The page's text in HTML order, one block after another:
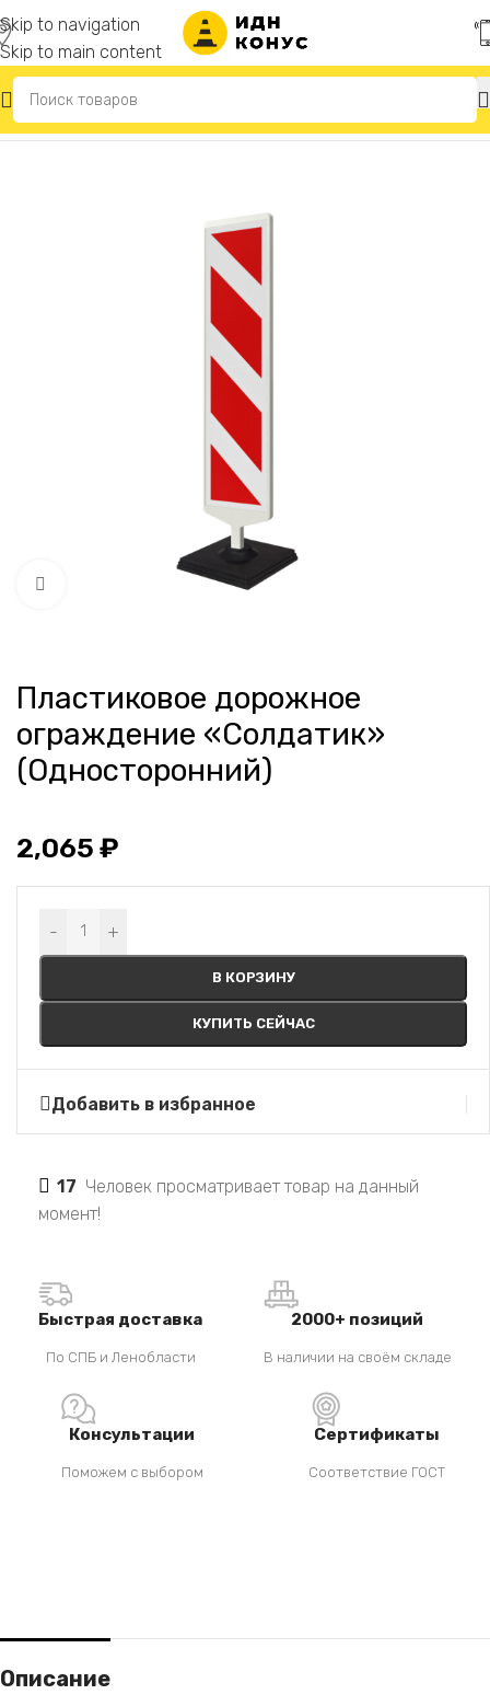
Skip to navigation
Skip to main content
Главная Дорожное ограждение «Солдатики»
Нажмите, чтобы увеличить
Пластиковое дорожное
ограждение «Солдатик»
(Односторонний)
2,065 ₽
- +
В КОРЗИНУ
КУПИТЬ СЕЙЧАС
Alternative:
Добавить в избранное
17 Человек просматривает товар на данный
момент!
Быстрая доставка
По СПБ и Ленобласти
2000+ позиций
В наличии на своём складе
Консультации
Поможем с выбором
Сертификаты
Соответствие ГОСТ
Описание